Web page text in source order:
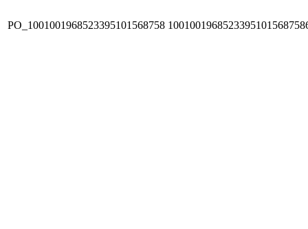
PO_1001001968523395101568758